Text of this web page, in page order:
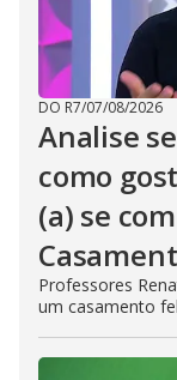
DO R7/07/08/2026
Analise
como
(a) se
Professores
um casamento